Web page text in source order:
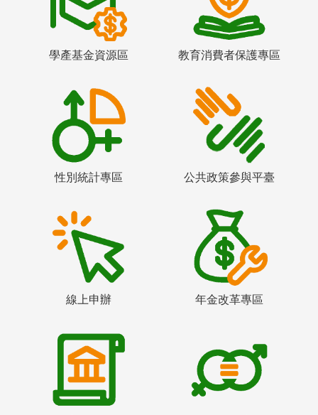
學產基金資源區 教育消費者保護專區
性別統計專區 公共政策參與平臺
線上申辦 年金改革專區